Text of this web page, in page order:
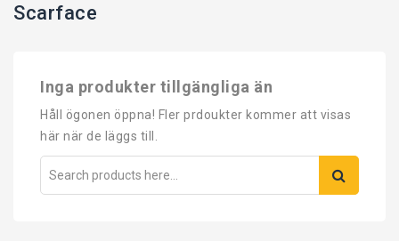
Scarface
Inga produkter tillgängliga än
Håll ögonen öppna! Fler prdoukter kommer att visas
här när de läggs till.